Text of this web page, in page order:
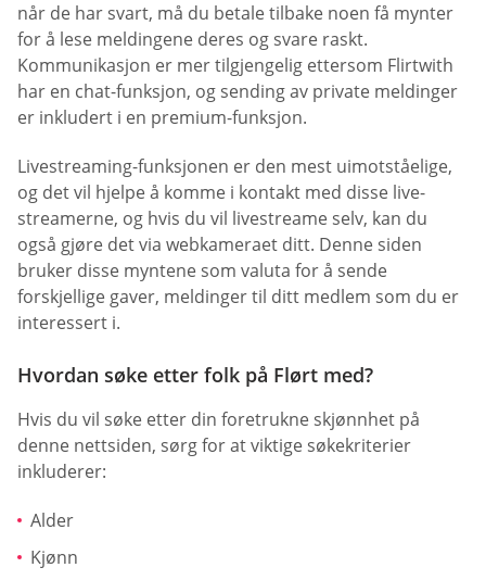
når de har svart, må du betale tilbake noen få mynter
for å lese meldingene deres og svare raskt.
Kommunikasjon er mer tilgjengelig ettersom Flirtwith
har en chat-funksjon, og sending av private meldinger
er inkludert i en premium-funksjon.
Livestreaming-funksjonen er den mest uimotståelige,
og det vil hjelpe å komme i kontakt med disse live-
streamerne, og hvis du vil livestreame selv, kan du
også gjøre det via webkameraet ditt. Denne siden
bruker disse myntene som valuta for å sende
forskjellige gaver, meldinger til ditt medlem som du er
interessert i.
Hvordan søke etter folk på Flørt med?
Hvis du vil søke etter din foretrukne skjønnhet på
denne nettsiden, sørg for at viktige søkekriterier
inkluderer:
Alder
Kjønn